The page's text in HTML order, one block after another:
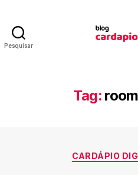
Pesquisar
Tag:
CARDÁPIO